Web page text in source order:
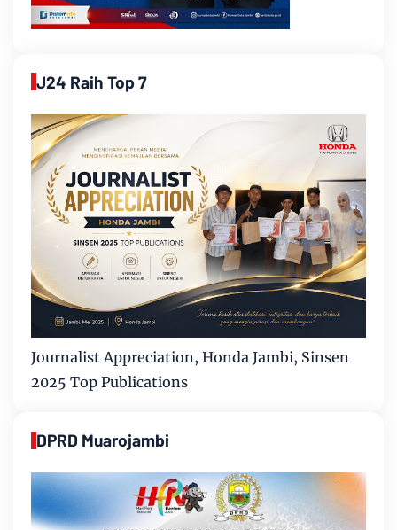
J24 Raih Top 7
Journalist Appreciation, Honda Jambi, Sinsen
2025 Top Publications
DPRD Muarojambi